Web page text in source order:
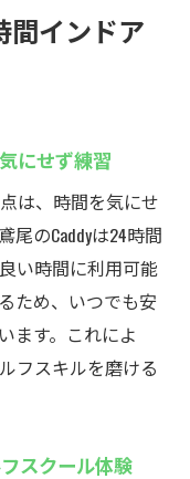
る理由とは
料体験ができ
ン技術を徹底解
フスクールの特
る魅力とは
間インドア
にせず練習
は、時間を気にせ
のCaddyは24時間
い時間に利用可能
ため、いつでも安
ます。これによ
フスキルを磨ける
スクール体験